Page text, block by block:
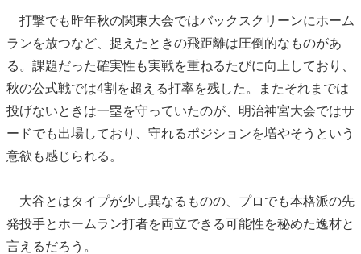
打撃でも昨年秋の関東大会ではバックスクリーンにホーム
ランを放つなど、捉えたときの飛距離は圧倒的なものがあ
る。課題だった確実性も実戦を重ねるたびに向上しており、
秋の公式戦では4割を超える打率を残した。またそれまでは
投げないときは一塁を守っていたのが、明治神宮大会ではサ
ードでも出場しており、守れるポジションを増やそうという
意欲も感じられる。
大谷とはタイプが少し異なるものの、プロでも本格派の先
発投手とホームラン打者を両立できる可能性を秘めた逸材と
言えるだろう。